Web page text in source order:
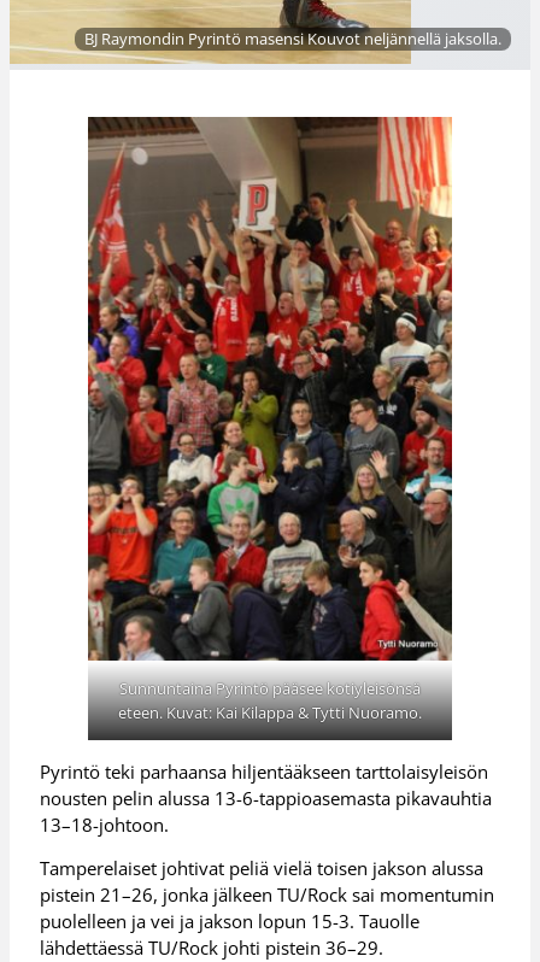
BJ Raymondin Pyrintö masensi Kouvot neljännellä jaksolla.
Sunnuntaina Pyrintö pääsee kotiyleisönsä
eteen. Kuvat: Kai Kilappa & Tytti Nuoramo.
Pyrintö teki parhaansa hiljentääkseen tarttolaisyleisön
nousten pelin alussa 13-6-tappioasemasta pikavauhtia
13–18-johtoon.
Tamperelaiset johtivat peliä vielä toisen jakson alussa
pistein 21–26, jonka jälkeen TU/Rock sai momentumin
puolelleen ja vei ja jakson lopun 15-3. Tauolle
lähdettäessä TU/Rock johti pistein 36–29.